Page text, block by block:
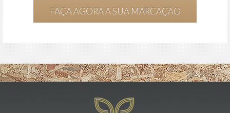
FAÇA AGORA A SUA MARCAÇÃO